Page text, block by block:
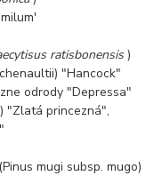
ratisbonensis)
"Hancock"
odrody "Depressa"
) "Zlatá princezná",
mugi subsp. mugo)